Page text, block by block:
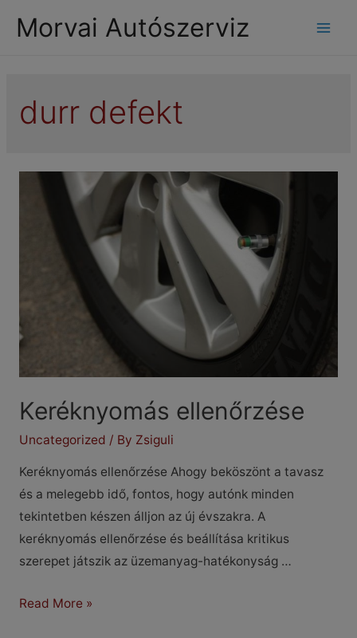
Morvai Autószerviz
durr defekt
Keréknyomás ellenőrzése
Uncategorized / By Zsiguli
Keréknyomás ellenőrzése Ahogy beköszönt a tavasz
és a melegebb idő, fontos, hogy autónk minden
tekintetben készen álljon az új évszakra. A
keréknyomás ellenőrzése és beállítása kritikus
szerepet játszik az üzemanyag-hatékonyság …
Keréknyomás
Read More »